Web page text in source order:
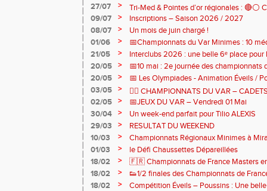
27/07
>
Tri-Med & Pointes d’or régionales : 🔴⚪
sur piste de nos jeunes de l'AJS ! 🏃‍♀️🏃‍♂️
09/07 >
Inscriptions – Saison 2026 / 2027
08/07
>
Un mois de juin chargé !
01/06
>
📅Championnats du Var Minimes : 10
relais pour nos jeunes !
21/05 >
Interclubs 2026 : une belle 6ᵉ place pour
20/05
>
📅10 mai : 2e journée des championnats
20/05
>
📅 Les Olympiades - Animation Éveils /
mai
03/05 >
🏃‍♀️ CHAMPIONNATS DU VAR –
02/05
>
📅JEUX DU VAR – Vendredi 01 Mai
30/04
>
Un week-end parfait pour Tilio ALEXIS
29/03
>
RESULTAT DU WEEKEND
10/03
>
Championnats Régionaux Minimes à
01/03
>
le Défi Chaussettes Dépareillées
18/02
>
🇫🇷 Championnats de France Masters
bronze
18/02 >
👟1/2 finales des Championnats de
de cross
18/02 >
Compétition Éveils – Poussins : Une